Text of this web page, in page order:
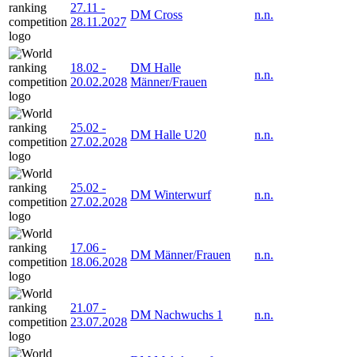
27.11 -
28.11.2027
DM Cross n.n.
18.02 -
20.02.2028
DM Halle
Männer/Frauen
n.n.
25.02 -
27.02.2028
DM Halle U20 n.n.
25.02 -
27.02.2028
DM Winterwurf n.n.
17.06 -
18.06.2028
DM Männer/Frauen n.n.
21.07 -
23.07.2028
DM Nachwuchs 1 n.n.